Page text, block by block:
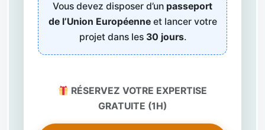
Vous devez disposer d’un passeport
de l’Union Européenneet lancer votre
projet dans les 30 jours.
RÉSERVEZ VOTRE EXPERTISE
GRATUITE (1H)